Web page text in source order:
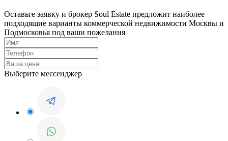
Оставьте заявку и брокер Soul Estate предложит наиболее
подходящие варианты коммерческой недвижимости Москвы и
Подмосковья под ваши пожелания
Выберите мессенджер